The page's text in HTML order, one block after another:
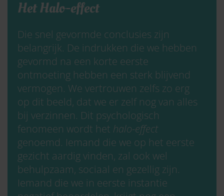
Het Halo-effect
Die snel gevormde conclusies zijn
belangrijk. De indrukken die we hebben
gevormd na een korte eerste
ontmoeting hebben een sterk blijvend
vermogen. We vertrouwen zelfs zo erg
op dit beeld, dat we er zelf nog van alles
bij verzinnen. Dit psychologisch
fenomeen wordt het halo-effect
genoemd. Iemand die we op het eerste
gezicht aardig vinden, zal ook wel
behulpzaam, sociaal en gezellig zijn.
Iemand die we in eerste instantie